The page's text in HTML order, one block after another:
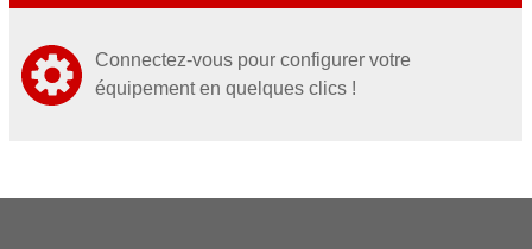
Connectez-vous pour configurer votre
équipement en quelques clics !